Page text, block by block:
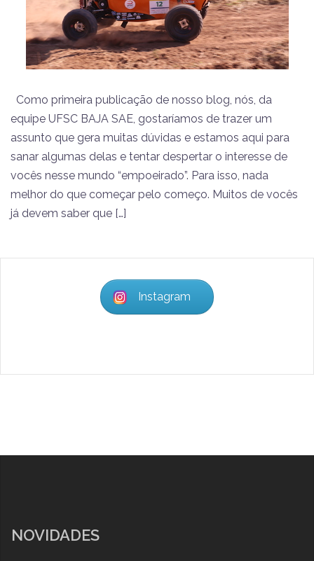
Como primeira publicação de nosso blog, nós, da
equipe UFSC BAJA SAE, gostaríamos de trazer um
assunto que gera muitas dúvidas e estamos aqui para
sanar algumas delas e tentar despertar o interesse de
vocês nesse mundo “empoeirado”. Para isso, nada
melhor do que começar pelo começo. Muitos de vocês
já devem saber que […]
Instagram
NOVIDADES